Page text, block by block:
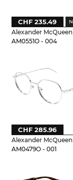
Alexander McQueen
AM0551O - 004
CHF 235.49
Alexander McQueen
AM0479O - 001
CHF 285.96